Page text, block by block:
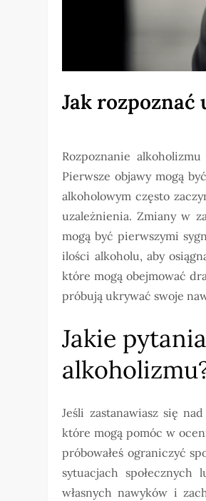
Jak rozpoznać
Rozpoznanie
Pierwsze objawy mogą
alkoholowym często
uzależnienia. Zmiany w
mogą być pierwszymi
ilości alkoholu, aby
które mogą obejmować
próbują ukrywać swoje
Jakie
Jeśli zastanawiasz się
które mogą pomóc w
próbowałeś ograniczyć
sytuacjach
własnych nawyków i